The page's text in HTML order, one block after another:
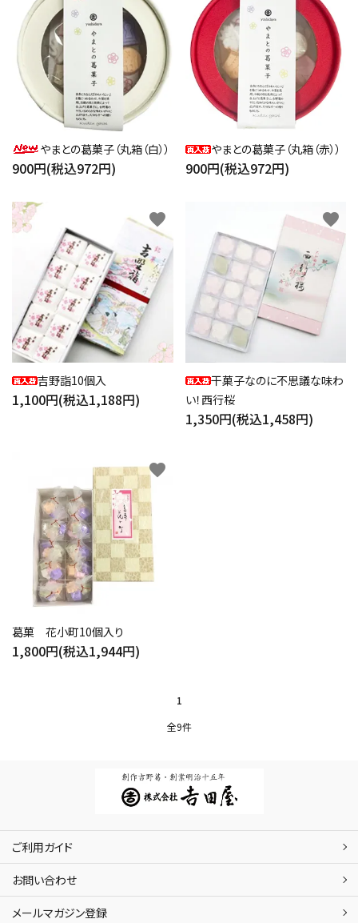
やまとの葛菓子（丸箱（白））
900円(税込972円)
やまとの葛菓子（丸箱（赤））
900円(税込972円)
吉野詣10個入
1,100円(税込1,188円)
favorite
干菓子なのに不思議な味わ
い！西行桜
1,350円(税込1,458円)
favorite
葛菓 花小町10個入り
1,800円(税込1,944円)
favorite
1
全9件
カテゴリー
検索する
ご利用ガイド
お問い合わせ
メールマガジン登録